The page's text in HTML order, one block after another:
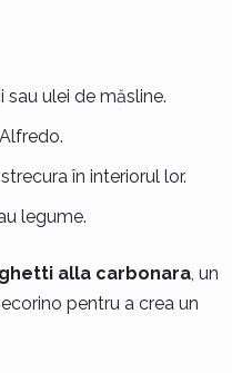
ulei de măsline.
în interiorul lor.
legume.
alla carbonara, un
pentru a crea un